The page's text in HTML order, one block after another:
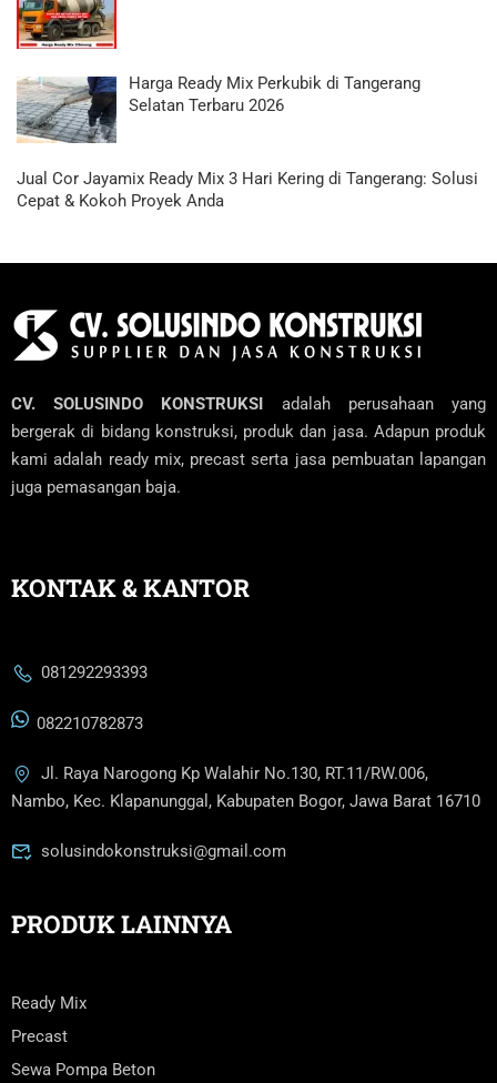
Harga Ready Mix Perkubik di Tangerang
Selatan Terbaru 2026
Jual Cor Jayamix Ready Mix 3 Hari Kering di Tangerang: Solusi
Cepat & Kokoh Proyek Anda
CV. SOLUSINDO KONSTRUKSI adalah perusahaan yang
bergerak di bidang konstruksi, produk dan jasa. Adapun produk
kami adalah ready mix, precast serta jasa pembuatan lapangan
juga pemasangan baja.
KONTAK & KANTOR
081292293393
082210782873
Jl. Raya Narogong Kp Walahir No.130, RT.11/RW.006,
Nambo, Kec. Klapanunggal, Kabupaten Bogor, Jawa Barat 16710
solusindokonstruksi@gmail.com
PRODUK LAINNYA
Ready Mix
Precast
Sewa Pompa Beton